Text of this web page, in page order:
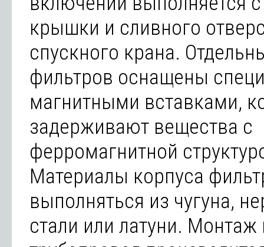
крышки и сливного
спускного крана.
фильтров оснащены
магнитными вставками,
задерживают вещества с
ферромагнитной
Материалы корпуса
выполняться из чугуна,
стали или латуни. Монтаж